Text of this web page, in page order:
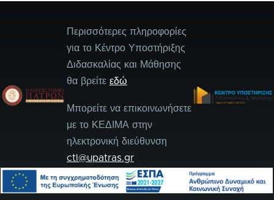
Περισσότερες πληροφορίες
για το Κέντρο Υποστήριξης
Διδασκαλίας και Μάθησης
θα βρείτε εδώ
Μπορείτε να επικοινωνήσετε
με το ΚΕΔΙΜΑ στην
ηλεκτρονική διεύθυνση
ctl@upatras.gr